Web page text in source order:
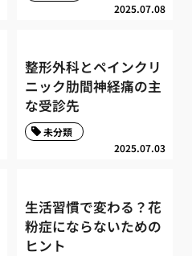
2025.07.08
整形外科とペインクリ
ニック肋間神経痛の主
な受診先
2025.07.03
未分類
生活習慣で変わる？花
粉症にならないための
ヒント